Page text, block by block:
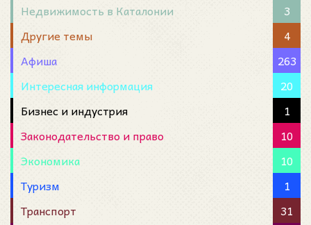
Недвижимость в Каталонии
3
Другие темы
4
Афиша
263
Интересная информация
20
Бизнес и индустрия
1
Законодательство и право
10
Экономика
10
Туризм
1
Транспорт
31